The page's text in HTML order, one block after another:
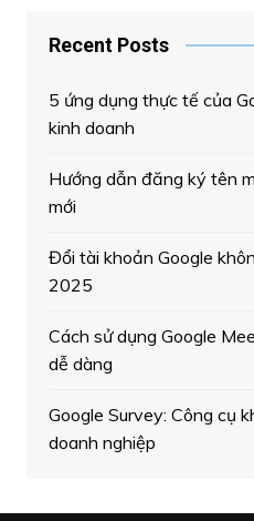
Recent Posts
5 ứng dụng thực tế của
kinh doanh
Hướng dẫn đăng ký tên
mới
Đổi tài khoản Google
2025
Cách sử dụng Google
dễ dàng
Google Survey: Công cụ
doanh nghiệp